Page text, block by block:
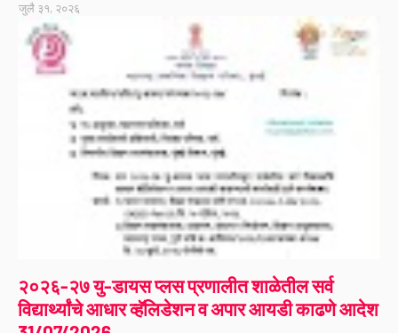
जुलै ३१, २०२६
२०२६-२७ यु-डायस प्लस प्रणालीत शाळेतील सर्व
विद्यार्थ्यांचे आधार व्हॅलिडेशन व अपार आयडी काढणे आदेश